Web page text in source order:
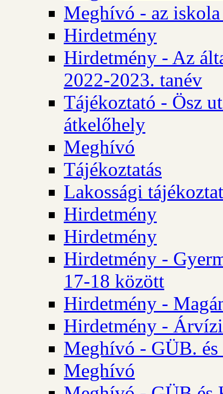
Meghívó - az iskola
Hirdetmény
Hirdetmény - Az
2022-2023. tanév
Tájékoztató - Ösz
átkelőhely
Meghívó
Tájékoztatás
Lakossági
Hirdetmény
Hirdetmény
Hirdetmény -
17-18 között
Hirdetmény -
Hirdetmény -
Meghívó - GÜB.
Meghívó